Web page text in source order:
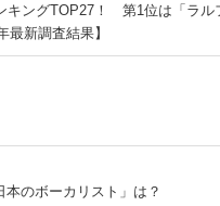
キングTOP27！ 第1位は「ラル
最新調査結果】
本のボーカリスト」は？